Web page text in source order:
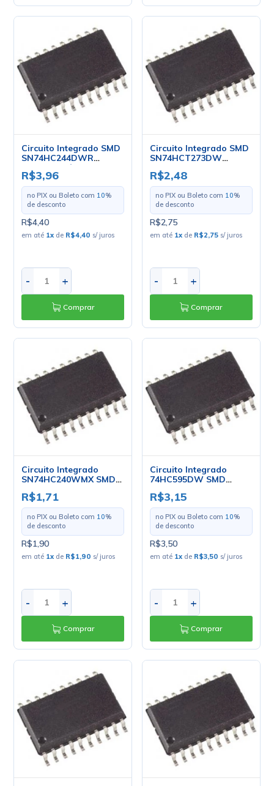
Circuito Integrado SMD
SN74HC244DWR
SOIC20 - Cód. Loja 2526
- Texas
R$3,96
no PIX ou Boleto com 10%
de desconto
R$4,40
em até 1x de R$4,40 s/ juros
- +
Comprar
Circuito Integrado SMD
SN74HCT273DW
SOIC20 - Texas
R$2,48
no PIX ou Boleto com 10%
de desconto
R$2,75
em até 1x de R$2,75 s/ juros
- +
Comprar
Circuito Integrado
SN74HC240WMX SMD
SOIC-20 - Fairchild
R$1,71
no PIX ou Boleto com 10%
de desconto
R$1,90
em até 1x de R$1,90 s/ juros
- +
Comprar
Circuito Integrado
74HC595DW SMD
SOIC20 - Fairchild
R$3,15
no PIX ou Boleto com 10%
de desconto
R$3,50
em até 1x de R$3,50 s/ juros
- +
Comprar